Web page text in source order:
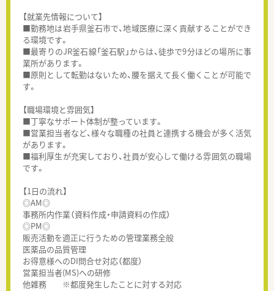
【就業先情報について】
■勤務地は岩手県釜石市で、地域医療に深く貢献することができ
る環境です。
■最寄りのJR釜石線「釜石駅」からは、徒歩で9分ほどの場所に事
業所があります。
■原則として転勤はないため、腰を据えて長く働くことが可能で
す。
【職場環境と雰囲気】
■丁寧なサポート体制が整っています。
■営業担当者など、様々な職種の社員と連携する機会が多く活気
があります。
■福利厚生が充実しており、社員が安心して働ける雰囲気の職場
です。
【1日の流れ】
◎AM◎
事務所内作業（資料作成・申請資料の作成）
◎PM◎
販売活動を適正に行うための管理業務全般
医薬品の品質管理
お得意様へのDI問合せ対応（都度）
営業担当者(MS)への研修
他雑務 ※都度発生したことに対する対応